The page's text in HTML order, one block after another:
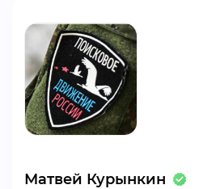
АКТИВИСТЫ
ПРОЕКТЫ
АНАЛИТИКА
БАЗА ЗНАНИЙ
Матвей Курынкин